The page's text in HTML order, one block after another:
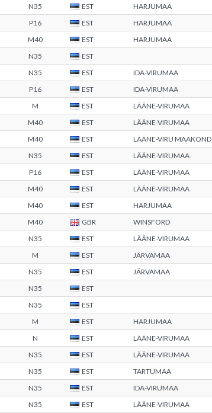
N35 EST
HARJUMAA
P16 EST HARJUMAA
M40 EST
HARJUMAA
N35
EST
N35 EST
IDA-VIRUMAA
P16 EST
IDA-VIRUMAA
M EST
LÄÄNE-VIRUMAA
M40 EST LÄÄNE-VIRUMAA
M40 EST LÄÄNE-VIRU MAAKOND
N35 EST
LÄÄNE-VIRUMAA
P16 EST
LÄÄNE-VIRUMAA
M40 EST
LÄÄNE-VIRUMAA
M40 EST HARJUMAA
M40 GBR WINSFORD
N35 EST LÄÄNE-VIRUMAA
M EST
JÄRVAMAA
N35 EST JÄRVAMAA
N35 EST
N35
EST
M EST
HARJUMAA
N EST LÄÄNE-VIRUMAA
N35 EST
LÄÄNE-VIRUMAA
N35 EST
TARTUMAA
N35 EST
IDA-VIRUMAA
N35 EST
LÄÄNE-VIRUMAA